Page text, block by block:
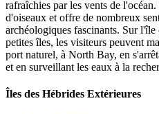
rafraîchies par les vents de
d'oiseaux et offre de nombreux
archéologiques fascinants. Sur
petites îles, les visiteurs peuvent
port naturel, à North Bay, en
et en surveillant les eaux à la
Îles des Hébrides Extérieures